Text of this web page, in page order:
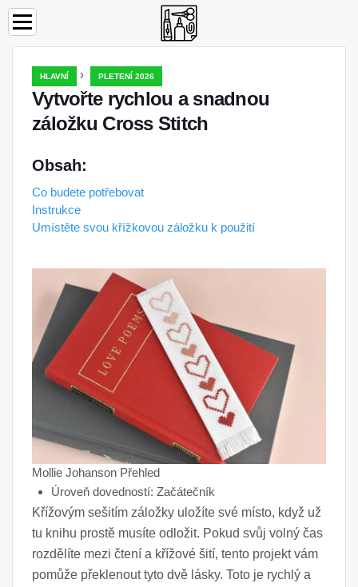
HLAVNÍ › PLETENÍ 2026
Vytvořte rychlou a snadnou
záložku Cross Stitch
Obsah:
Co budete potřebovat
Instrukce
Umístěte svou křížkovou záložku k použití
Mollie Johanson Přehled
Úroveň dovedností: Začátečník
Křížovým sešitím záložky uložíte své místo, když už
tu knihu prostě musíte odložit. Pokud svůj volný čas
rozdělíte mezi čtení a křížové šití, tento projekt vám
pomůže překlenout tyto dvě lásky. Toto je rychlý a